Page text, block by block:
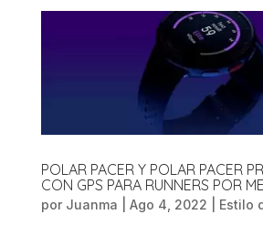
POLAR PACER Y POLAR PACER
CON GPS PARA RUNNERS POR
por Juanma Ago 4, 2022 Estilo